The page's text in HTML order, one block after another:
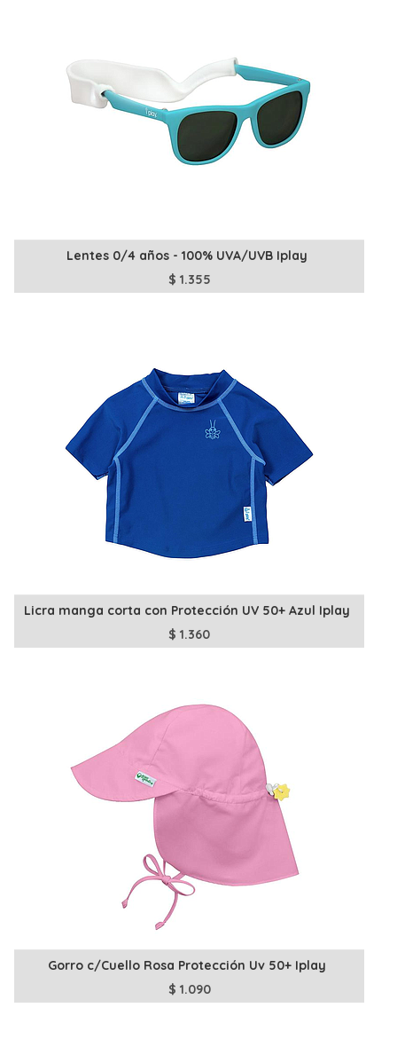
Lentes 0/4 años - 100% UVA/UVB Iplay
$ 1.355
Licra manga corta con Protección UV 50+ Azul Iplay
$1.360
Gorro c/Cuello Rosa Protección Uv 50+ Iplay
$ 1.090